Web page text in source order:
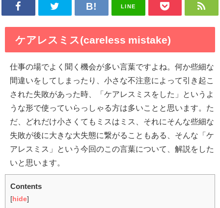
LINE
ケアレスミス(careless mistake)
仕事の場でよく聞く機会が多い言葉ですよね。何か些細な
間違いをしてしまったり、小さな不注意によって引き起こ
された失敗があった時、「ケアレスミスをした」というよ
うな形で使っていらっしゃる方は多いことと思います。た
だ、どれだけ小さくてもミスはミス、それにそんな些細な
失敗が後に大きな大失態に繋がることもある、そんな「ケ
アレスミス」という今回のこの言葉について、解説をした
いと思います。
Contents
[ hide]